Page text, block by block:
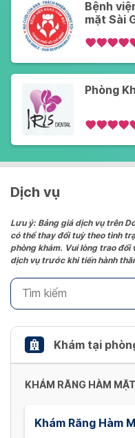
Bệnh
mặt Sài
Phòng
Dịch vụ
Lưu ý: Bảng giá dịch vụ trên
có thể thay đổi tuỳ theo tình
phòng khám. Vui lòng trao đổi
dịch vụ trước khi tiến hành
Khám tại
KHÁM RĂNG HÀM MẶT
Khám Răng Hàm